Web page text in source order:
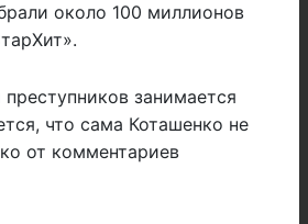
около 100 миллионов
занимается
что сама Коташенко не
от комментариев